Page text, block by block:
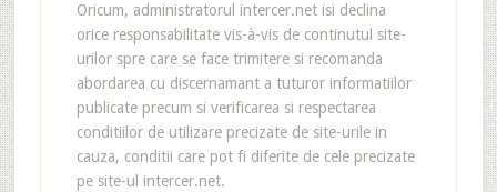
Oricum, administratorul intercer.net isi declina
orice responsabilitate vis-à-vis de continutul site-
urilor spre care se face trimitere si recomanda
abordarea cu discernamant a tuturor informatiilor
publicate precum si verificarea si respectarea
conditiilor de utilizare precizate de site-urile in
cauza, conditii care pot fi diferite de cele precizate
pe site-ul intercer.net.